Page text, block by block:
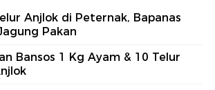
Anjlok di Peternak, Bapanas
Pakan
Bansos 1 Kg Ayam & 10 Telur